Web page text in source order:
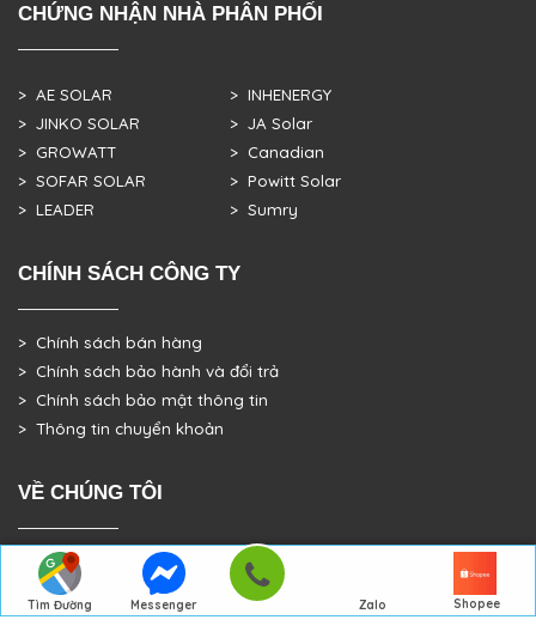
Tìm Đường
Messenger
Zalo Shopee
CHỨNG NHẬN NHÀ PHÂN PHỐI
> AE SOLAR
> JINKO SOLAR
> GROWATT
> SOFAR SOLAR
> LEADER
> INHENERGY
> JA Solar
> Canadian
> Powitt Solar
> Sumry
CHÍNH SÁCH CÔNG TY
> Chính sách bán hàng
> Chính sách bảo hành và đổi trả
> Chính sách bảo mật thông tin
> Thông tin chuyển khoản
VỀ CHÚNG TÔI
> GIỚI THIỆU
> TRANG CHỦ
> DỰ ÁN THỰC TẾ